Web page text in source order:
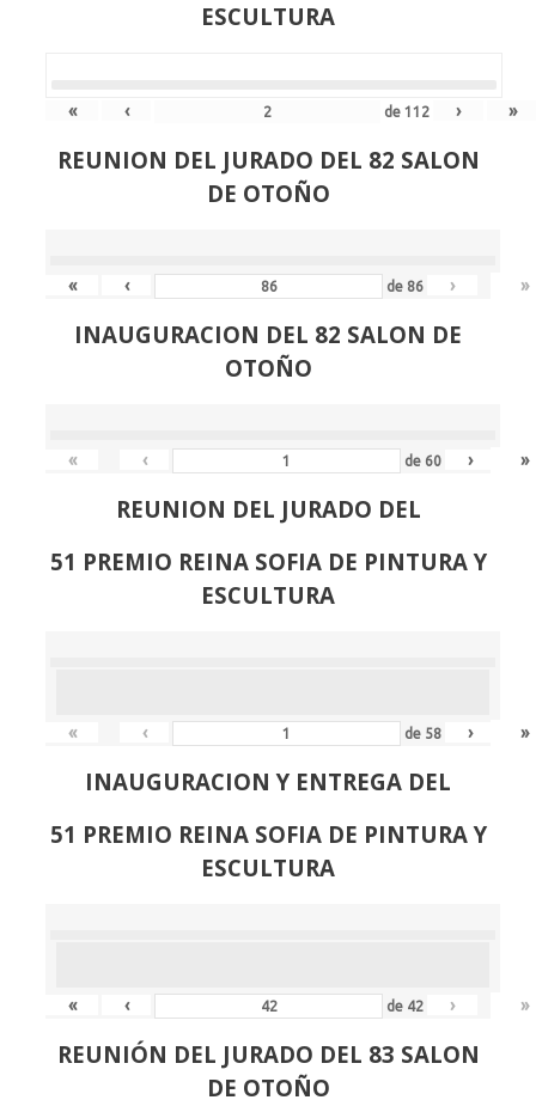
ESCULTURA
« ‹ de112 › »
REUNION DEL JURADO DEL 82 SALON
DE OTOÑO
« ‹ de 86 › »
INAUGURACION DEL 82 SALON DE
OTOÑO
« ‹ de 60 › »
REUNION DEL JURADO DEL
51 PREMIO REINA SOFIA DE PINTURA Y
ESCULTURA
« ‹ de 58 › »
INAUGURACION Y ENTREGA DEL
51 PREMIO REINA SOFIA DE PINTURA Y
ESCULTURA
« ‹ de 42 › »
REUNIÓN DEL JURADO DEL 83 SALON
DE OTOÑO